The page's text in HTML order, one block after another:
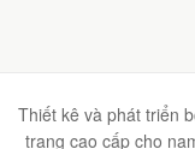
Thiết kê và phát triển
trang cao cấp cho